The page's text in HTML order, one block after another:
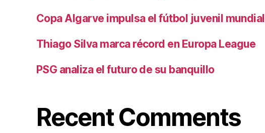
Copa Algarve impulsa el fútbol juvenil mundial
Thiago Silva marca récord en Europa League
PSG analiza el futuro de su banquillo
Recent Comments